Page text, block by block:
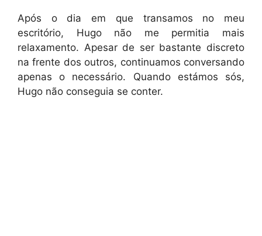
Após o dia em que transamos no meu
escritório, Hugo não me permitia mais
relaxamento. Apesar de ser bastante discreto
na frente dos outros, continuamos conversando
apenas o necessário. Quando estámos sós,
Hugo não conseguia se conter.